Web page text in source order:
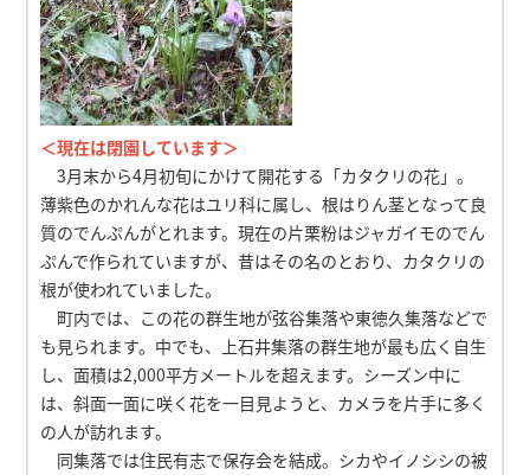
＜現在は閉園しています＞
3月末から4月初旬にかけて開花する「カタクリの花」。
薄紫色のかれんな花はユリ科に属し、根はりん茎となって良
質のでんぷんがとれます。現在の片栗粉はジャガイモのでん
ぷんで作られていますが、昔はその名のとおり、カタクリの
根が使われていました。
町内では、この花の群生地が弦谷集落や東徳久集落などで
も見られます。中でも、上石井集落の群生地が最も広く自生
し、面積は2,000平方メートルを超えます。シーズン中に
は、斜面一面に咲く花を一目見ようと、カメラを片手に多く
の人が訪れます。
同集落では住民有志で保存会を結成。シカやイノシシの被